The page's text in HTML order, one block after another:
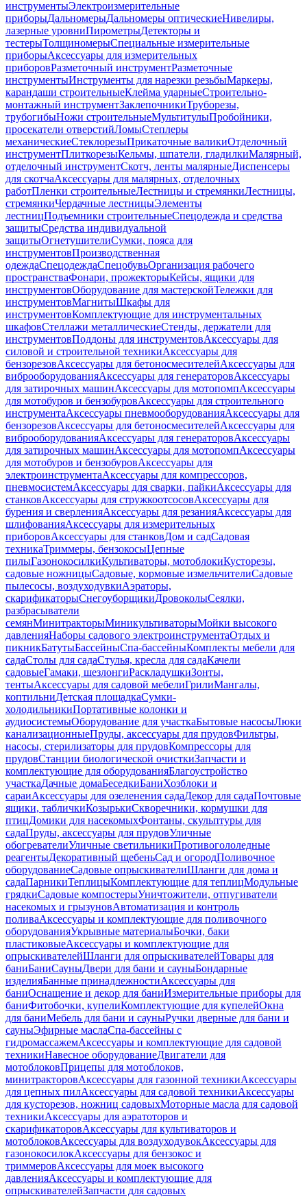
инструментыЭлектроизмерительные
приборыДальномерыДальномеры оптическиеНивелиры,
лазерные уровниПирометрыДетекторы и
тестерыТолщиномерыСпециальные измерительные
приборыАксессуары для измерительных
приборовРазметочный инструментРазметочные
инструментыИнструменты для нарезки резьбыМаркеры,
карандаши строительныеКлейма ударныеСтроительно-
монтажный инструментЗаклепочникиТруборезы,
трубогибыНожи строительныеМультитулыПробойники,
просекатели отверстийЛомыСтеплеры
механическиеСтеклорезыПрикаточные валикиОтделочный
инструментПлиткорезыКельмы, шпатели, гладилкиМалярный,
отделочный инструментСкотч, ленты малярныеДиспенсеры
для скотчаАксессуары для малярных, отделочных
работПленки строительныеЛестницы и стремянкиЛестницы,
стремянкиЧердачные лестницыЭлементы
лестницПодъемники строительныеСпецодежда и средства
защитыСредства индивидуальной
защитыОгнетушителиСумки, пояса для
инструментовПроизводственная
одеждаСпецодеждаСпецобувьОрганизация рабочего
пространстваФонари, прожекторыКейсы, ящики для
инструментовОборудование для мастерскойТележки для
инструментовМагнитыШкафы для
инструментовКомплектующие для инструментальных
шкафовСтеллажи металлическиеСтенды, держатели для
инструментовПоддоны для инструментовАксессуары для
силовой и строительной техникиАксессуары для
бензорезовАксессуары для бетоносмесителейАксессуары для
виброоборудованияАксессуары для генераторовАксессуары
для затирочных машинАксессуары для мотопомпАксессуары
для мотобуров и бензобуровАксессуары для строительного
инструментаАксессуары пневмооборудованияАксессуары для
бензорезовАксессуары для бетоносмесителейАксессуары для
виброоборудованияАксессуары для генераторовАксессуары
для затирочных машинАксессуары для мотопомпАксессуары
для мотобуров и бензобуровАксессуары для
электроинструментаАксессуары для компрессоров,
пневмосистемАксессуары для сварки, пайкиАксессуары для
станковАксессуары для стружкоотсосовАксессуары для
бурения и сверленияАксессуары для резанияАксессуары для
шлифованияАксессуары для измерительных
приборовАксессуары для станковДом и садСадовая
техникаТриммеры, бензокосыЦепные
пилыГазонокосилкиКультиваторы, мотоблокиКусторезы,
садовые ножницыСадовые, кормовые измельчителиСадовые
пылесосы, воздуходувкиАэраторы,
скарификаторыСнегоуборщикиДровоколыСеялки,
разбрасыватели
семянМинитракторыМиникультиваторыМойки высокого
давленияНаборы садового электроинструментаОтдых и
пикникБатутыБассейныСпа-бассейныКомплекты мебели для
садаСтолы для садаСтулья, кресла для садаКачели
садовыеГамаки, шезлонгиРаскладушкиЗонты,
тентыАксессуары для садовой мебелиГрилиМангалы,
коптильниДетская площадкаСумки-
холодильникиПортативные колонки и
аудиосистемыОборудование для участкаБытовые насосыЛюки
канализационныеПруды, аксессуары для прудовФильтры,
насосы, стерилизаторы для прудовКомпрессоры для
прудовСтанции биологической очисткиЗапчасти и
комплектующие для оборудованияБлагоустройство
участкаДачные домаБеседкиБаниХозблоки и
сараиАксессуары для озеленения садаДекор для садаПочтовые
ящики, табличкиКозырькиСкворечники, кормушки для
птицДомики для насекомыхФонтаны, скульптуры для
садаПруды, аксессуары для прудовУличные
обогревателиУличные светильникиПротивогололедные
реагентыДекоративный щебеньСад и огородПоливочное
оборудованиеСадовые опрыскивателиШланги для дома и
садаПарникиТеплицыКомплектующие для теплицМодульные
грядкиСадовые компостерыУничтожители, отпугиватели
насекомых и грызуновАвтоматизация и контроль
поливаАксессуары и комплектующие для поливочного
оборудованияУкрывные материалыБочки, баки
пластиковыеАксессуары и комплектующие для
опрыскивателейШланги для опрыскивателейТовары для
баниБаниСауныДвери для бани и сауныБондарные
изделияБанные принадлежностиАксессуары для
баниОснащение и декор для баниИзмерительные приборы для
баниФитобочки, купелиКомплектующие для купелейОкна
для баниМебель для бани и сауныРучки дверные для бани и
сауныЭфирные маслаСпа-бассейны с
гидромассажемАксессуары и комплектующие для садовой
техникиНавесное оборудованиеДвигатели для
мотоблоковПрицепы для мотоблоков,
минитракторовАксессуары для газонной техникиАксессуары
для цепных пилАксессуары для садовой техникиАксессуары
для кусторезов, ножниц садовыхМоторные масла для садовой
техникиАксессуары для аэратоторов и
скарификаторовАксессуары для культиваторов и
мотоблоковАксессуары для воздуходувокАксессуары для
газонокосилокАксессуары для бензокос и
триммеровАксессуары для моек высокого
давленияАксессуары и комплектующие для
опрыскивателейЗапчасти для садовых